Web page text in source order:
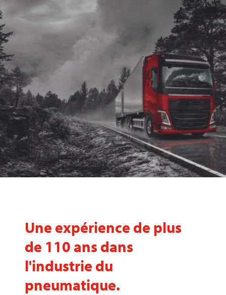
Une expérience de plus
de 110 ans dans
l'industrie du
pneumatique.